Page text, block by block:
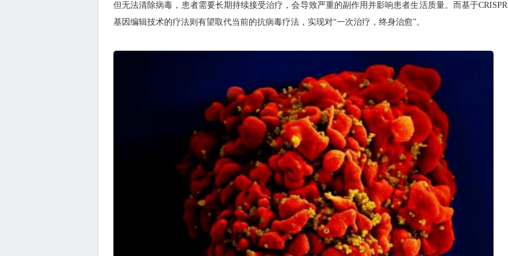
但无法清除病毒，患者需要长期持续接受治疗，会导致严重的副作用并影响患者生活质量。而基于CRISPR
基因编辑技术的疗法则有望取代当前的抗病毒疗法，实现对“一次治疗，终身治愈”。